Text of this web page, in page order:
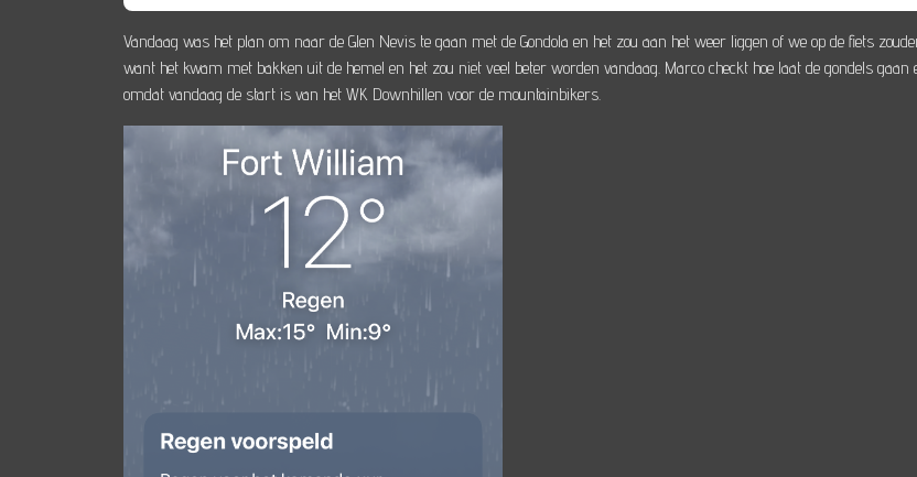
Vandaag was het plan om naar de Glen Nevis te gaan met de Gondola en het zou aan het weer liggen of we op de fiets
want het kwam met bakken uit de hemel en het zou niet veel beter worden vandaag. Marco checkt hoe laat de gondels
omdat vandaag de start is van het WK Downhillen voor de mountainbikers.